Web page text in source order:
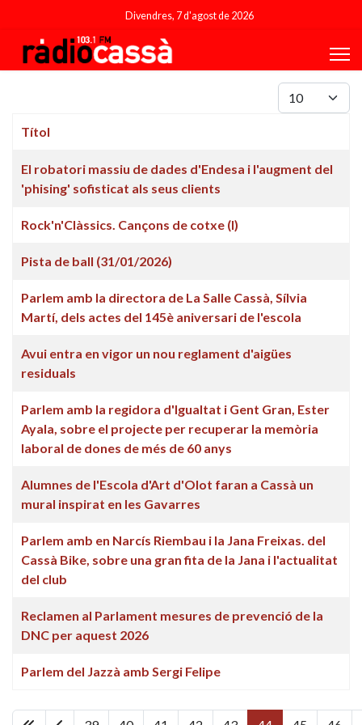
Divendres, 7 d'agost de 2026
Mostrar #
Títol
El robatori massiu de dades d'Endesa i l'augment del
'phising' sofisticat als seus clients
Rock'n'Clàssics. Cançons de cotxe (I)
Pista de ball (31/01/2026)
Parlem amb la directora de La Salle Cassà, Sílvia
Martí, dels actes del 145è aniversari de l'escola
Avui entra en vigor un nou reglament d'aigües
residuals
Parlem amb la regidora d'Igualtat i Gent Gran, Ester
Ayala, sobre el projecte per recuperar la memòria
laboral de dones de més de 60 anys
Alumnes de l'Escola d'Art d'Olot faran a Cassà un
mural inspirat en les Gavarres
Parlem amb en Narcís Riembau i la Jana Freixas. del
Cassà Bike, sobre una gran fita de la Jana i l'actualitat
del club
Reclamen al Parlament mesures de prevenció de la
DNC per aquest 2026
Parlem del Jazzà amb Sergi Felipe